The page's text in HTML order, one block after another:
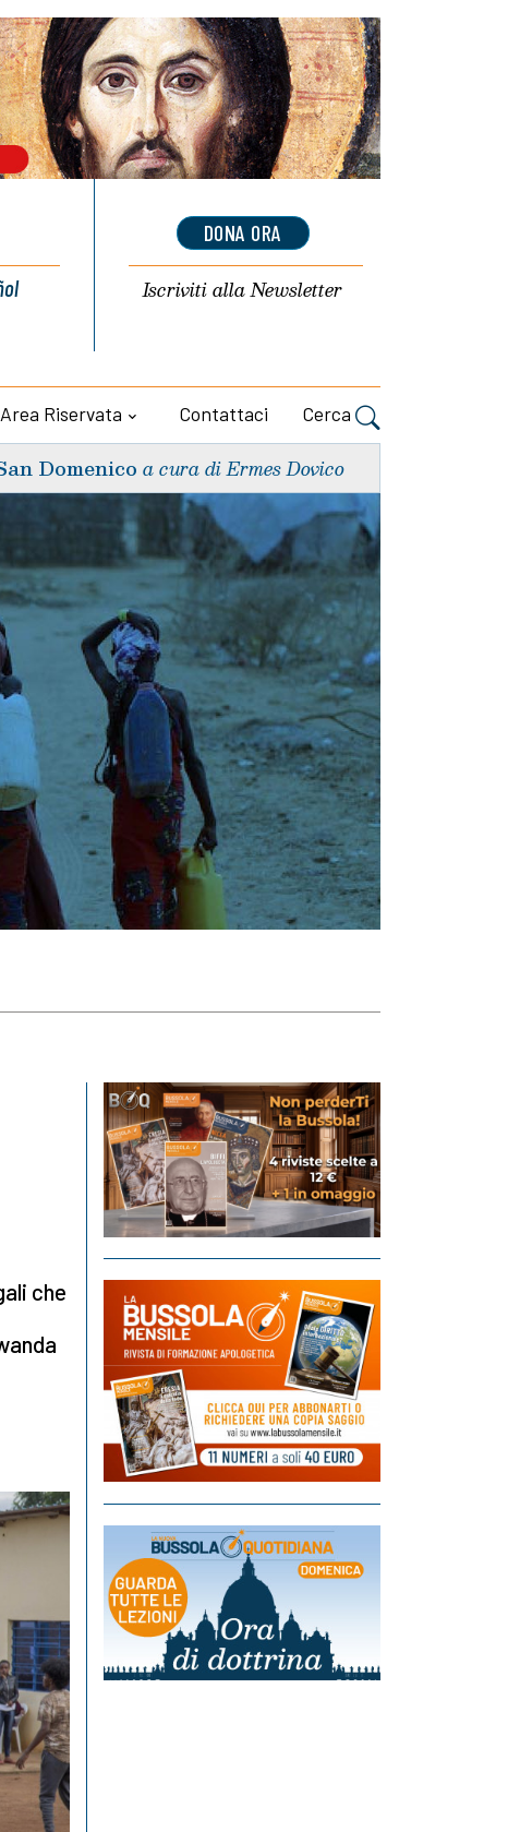
DONA ORA
Iscriviti allaNewsletter
Area Riservata Contattaci Cerca
Domenico a cura di Ermes Dovico
che